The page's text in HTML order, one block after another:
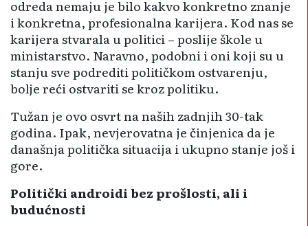
odreda nemaju je bilo kakvo konkretno znanje
i konkretna, profesionalna karijera. Kod nas se
karijera stvarala u politici – poslije škole u
ministarstvo. Naravno, podobni i oni koji su u
stanju sve podrediti političkom ostvarenju,
bolje reći ostvariti se kroz politiku.
Tužan je ovo osvrt na naših zadnjih 30-tak
godina. Ipak, nevjerovatna je činjenica da je
današnja politička situacija i ukupno stanje još i
gore.
Politički androidi bez prošlosti, ali i
budućnosti